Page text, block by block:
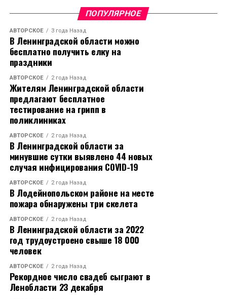
ПОПУЛЯРНОЕ
АВТОРСКОЕ 3 года Назад
В Ленинградской области можно
бесплатно получить елку на
праздники
АВТОРСКОЕ 2 года Назад
Жителям Ленинградской области
предлагают бесплатное
тестирование на грипп в
поликлиниках
АВТОРСКОЕ 2 года Назад
В Ленинградской области за
минувшие сутки выявлено 44 новых
случая инфицирования COVID-19
АВТОРСКОЕ 2 года Назад
В Лодейнопольском районе на месте
пожара обнаружены три скелета
АВТОРСКОЕ 2 года Назад
В Ленинградской области за 2022
год трудоустроено свыше 18 000
человек
АВТОРСКОЕ 2 года Назад
Рекордное число свадеб сыграют в
Ленобласти 23 декабря